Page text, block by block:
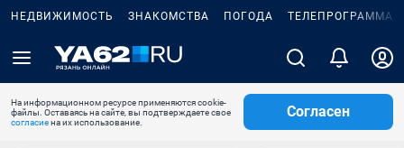
НЕДВИЖИМОСТЬ ЗНАКОМСТВА ПОГОДА ТЕЛЕПРОГРАММА
На информационном ресурсе применяются cookie-
файлы. Оставаясь на сайте, вы подтверждаете свое
согласиена их использование.
Согласен